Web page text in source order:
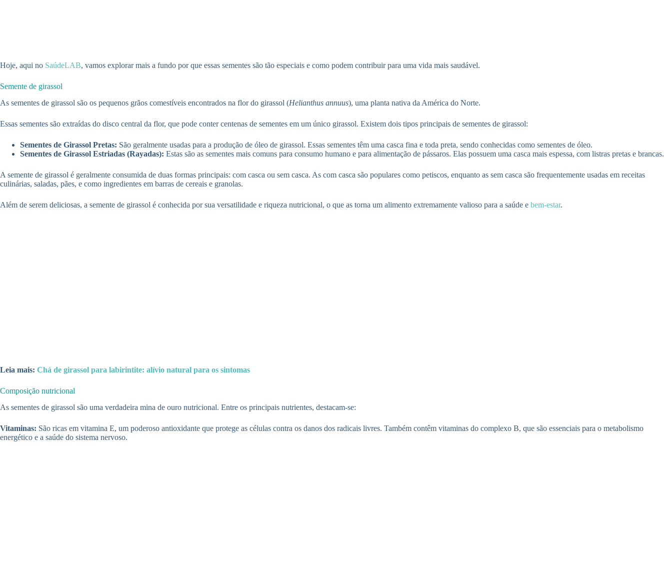
Hoje, aqui no SaúdeLAB, vamos explorar mais a fundo por que essas sementes são tão especiais e como podem contribuir para uma vida mais saudável.
Semente de girassol
As sementes de girassol são os pequenos grãos comestíveis encontrados na flor do girassol (Helianthus annuus), uma planta nativa da América do Norte.
Essas sementes são extraídas do disco central da flor, que pode conter centenas de sementes em um único girassol. Existem dois tipos principais de sementes de girassol:
Sementes de Girassol Pretas: São geralmente usadas para a produção de óleo de girassol. Essas sementes têm uma casca fina e toda preta, sendo conhecidas como sementes de óleo.
Sementes de Girassol Estriadas (Rayadas): Estas são as sementes mais comuns para consumo humano e para alimentação de pássaros. Elas possuem uma casca mais espessa, com listras pretas e brancas.
A semente de girassol é geralmente consumida de duas formas principais: com casca ou sem casca. As com casca são populares como petiscos, enquanto as sem casca são frequentemente usadas em receitas
culinárias, saladas, pães, e como ingredientes em barras de cereais e granolas.
Além de serem deliciosas, a semente de girassol é conhecida por sua versatilidade e riqueza nutricional, o que as torna um alimento extremamente valioso para a saúde e bem-estar.
Leia mais: Chá de girassol para labirintite: alívio natural para os sintomas
Composição nutricional
As sementes de girassol são uma verdadeira mina de ouro nutricional. Entre os principais nutrientes, destacam-se:
Vitaminas: São ricas em vitamina E, um poderoso antioxidante que protege as células contra os danos dos radicais livres. Também contêm vitaminas do complexo B, que são essenciais para o metabolismo
energético e a saúde do sistema nervoso.